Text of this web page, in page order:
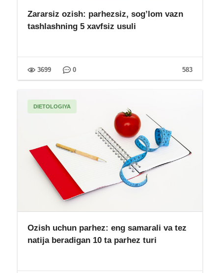
Zararsiz ozish: parhezsiz, sog’lom vazn
tashlashning 5 xavfsiz usuli
583
3699 0
DIETOLOGIYA
Ozish uchun parhez: eng samarali va tez
natija beradigan 10 ta parhez turi